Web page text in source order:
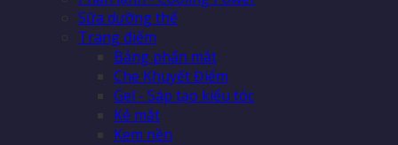
Sữa dưỡng thể
Trang điểm
Bảng phấn mắt
Che Khuyết Điểm
Gel - Sáp tạo kiểu tóc
Kẻ mắt
Kem nền